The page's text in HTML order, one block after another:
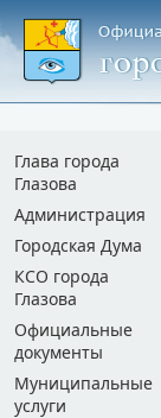
Глава города
Глазова
Администрация
Городская Дума
КСО города
Глазова
Официальные
документы
Муниципальные
услуги